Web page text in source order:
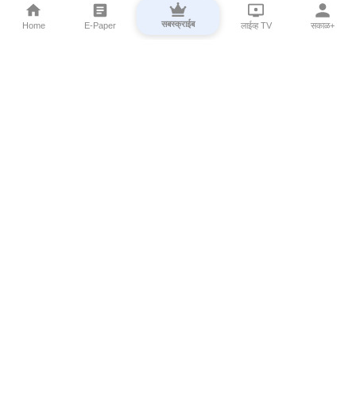
Home E-Paper सबस्क्राईब लाईव्ह TV सकाळ+